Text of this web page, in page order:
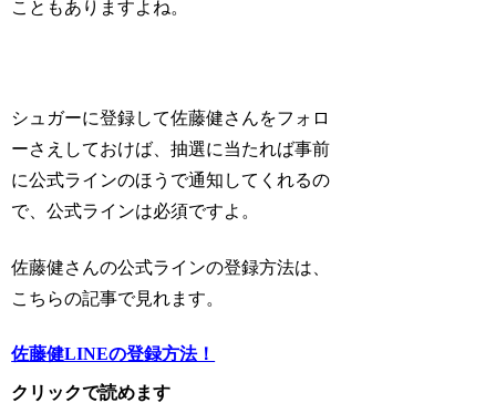
こともありますよね。
シュガーに登録して佐藤健さんをフォロ
ーさえしておけば、抽選に当たれば事前
に公式ラインのほうで通知してくれるの
で、公式ラインは必須ですよ。
佐藤健さんの公式ラインの登録方法は、
こちらの記事で見れます。
佐藤健LINEの登録方法！
クリックで読めます